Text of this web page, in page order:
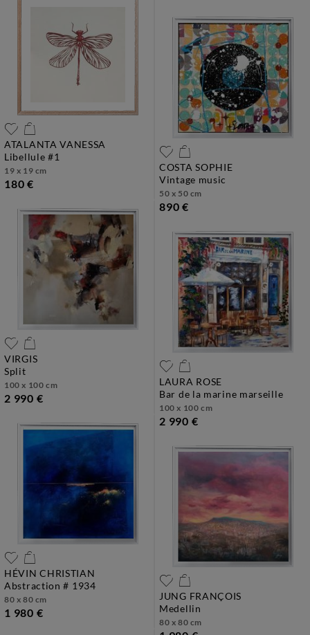
ATALANTA VANESSA
libellule #1
19 x 19 cm
180 €
COSTA SOPHIE
vintage music
50 x 50 cm
890 €
VIRGIS
split
100 x 100 cm
2 990 €
LAURA ROSE
bar de la marine marseille
100 x 100 cm
2 990 €
HÉVIN CHRISTIAN
abstraction # 1934
80 x 80 cm
1 980 €
JUNG FRANÇOIS
medellin
80 x 80 cm